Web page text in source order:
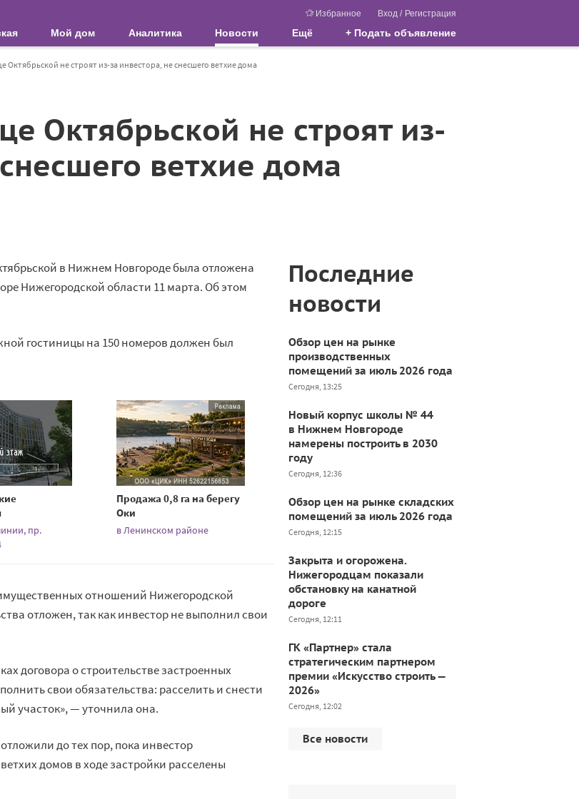
Избранное Вход / Регистрация
Мой дом Аналитика Новости Ещё + Подать объявление
Октябрьской не строят из-за инвестора, не снесшего ветхие дома
Октябрьской не строят из-
ветхие дома
в Нижнем Новгороде была отложена
Нижегородской области 11 марта. Об этом
гостиницы на 150 номеров должен был
пр.
Продажа 0,8 га на берегу
Оки
в Ленинском районе
отношений Нижегородской
отложен, так как инвестор не выполнил свои
договора о строительстве застроенных
свои обязательства: расселить и снести
участок», — уточнила она.
до тех пор, пока инвестор
домов в ходе застройки расселены
Последние
новости
Обзор цен на рынке
производственных
помещений за июль 2026 года
Сегодня, 13:25
Новый корпус школы № 44
в Нижнем Новгороде
намерены построить в 2030
году
Сегодня, 12:36
Обзор цен на рынке складских
помещений за июль 2026 года
Сегодня, 12:15
Закрыта и огорожена.
Нижегородцам показали
обстановку на канатной
дороге
Сегодня, 12:11
ГК «Партнер» стала
стратегическим партнером
премии «Искусство строить —
2026»
Сегодня, 12:02
Все новости